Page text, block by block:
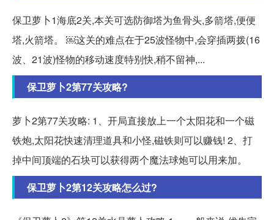
保卫萝卜1海底2关,本关可选防御塔为鱼骨头,多箭塔,便便
塔,火箭塔。 ￼这关的难点在于25波怪物中,会穿插两拨(16
波、21波)怪物的移动速度特别快,稍不留神,...
保卫萝卜2第77关攻略?
萝卜2第77关攻略: 1、开局直接放上一个太阳花和一个磁
铁炮,太阳花快速清理道具和小怪,磁铁则可以赚钱! 2、打
掉中间顶端的石块可以获得两个魔法球炮可以用来加。
保卫萝卜2第12关攻略怎么过?